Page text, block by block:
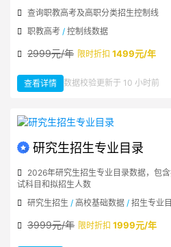
查询职教高考及高职分类招生控制线
职教高考 / 控制线数据
2999元/年 限时折扣 1499元/年
查看详情 ：
职
及
高
职
类
招
生
制
线
数据校验更新于 10 小时前
研究生招生专业目录
2026年研究生招生专业目录数据，包
试科目和拟招生人数
研究生招生 / 高校基础数据 / 招生专业
3999元/年 限时折扣 1999元/年